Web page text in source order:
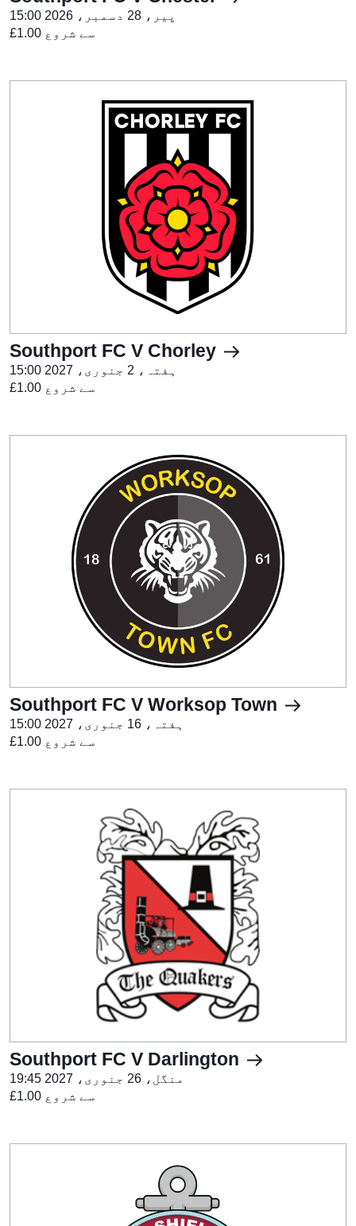
پیر، 28 دسمبر، 2026 15:00
£1.00 سے شروع
Southport FC V Chorley
ہفتہ، 2 جنوری، 2027 15:00
£1.00 سے شروع
Southport FC V Worksop Town
ہفتہ، 16 جنوری، 2027 15:00
£1.00 سے شروع
Southport FC V Darlington
منگل، 26 جنوری، 2027 19:45
£1.00 سے شروع